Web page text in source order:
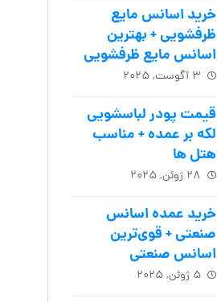
خرید اسانس مایع
ظرفشویی + بهترین
اسانس مایع ظرفشویی
۳ آگوست, ۲۰۲۵
قیمت پودر لباسشویی
لکه بر عمده + مناسب
هتل ها
۲۸ ژوئن, ۲۰۲۵
خرید عمده اسانس
صنعتی + قوی‌ترین
اسانس‌ صنعتی
۵ ژوئن, ۲۰۲۵